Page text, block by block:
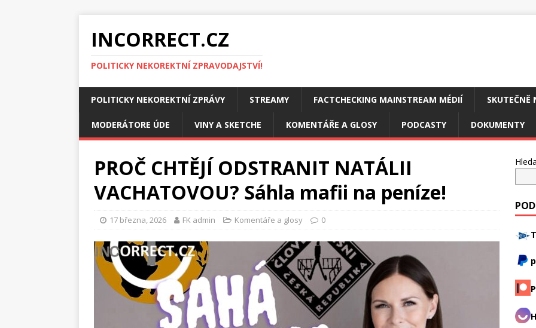
INCORRECT.CZ
POLITICKY NEKOREKTNÍ ZPRAVODAJSTVÍ!
POLITICKY NEKOREKTNÍ ZPRÁVY STREAMY FACTCHECKING MAINSTREAM MÉDIÍ SKUTEČNĚ
MODERÁTORE ÚDE VINY A SKETCHE KOMENTÁŘE A GLOSY PODCASTY DOKUMENTY
PROČ CHTĚJÍ ODSTRANIT NATÁLII
VACHATOVOU? Sáhla mafii na peníze!
17 března, 2026 FK admin Komentáře a glosy 0